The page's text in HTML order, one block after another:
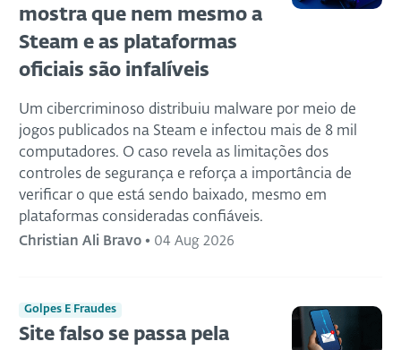
mostra que nem mesmo a
Steam e as plataformas
oficiais são infalíveis
Um cibercriminoso distribuiu malware por meio de
jogos publicados na Steam e infectou mais de 8 mil
computadores. O caso revela as limitações dos
controles de segurança e reforça a importância de
verificar o que está sendo baixado, mesmo em
plataformas consideradas confiáveis.
Christian Ali Bravo • 04 Aug 2026
Golpes E Fraudes
Site falso se passa pela